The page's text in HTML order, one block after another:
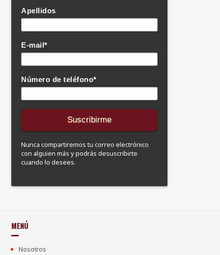
Apellidos
E-mail*
Número de teléfono*
Nunca compartiremos tu correo electrónico
con alguien más y podrás desuscribirte
cuando lo desees.
MENÚ
Nosotros